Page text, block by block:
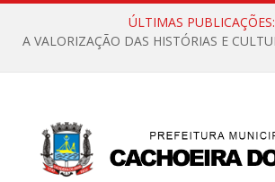
ÚLTIMAS PUBLICAÇÕES: